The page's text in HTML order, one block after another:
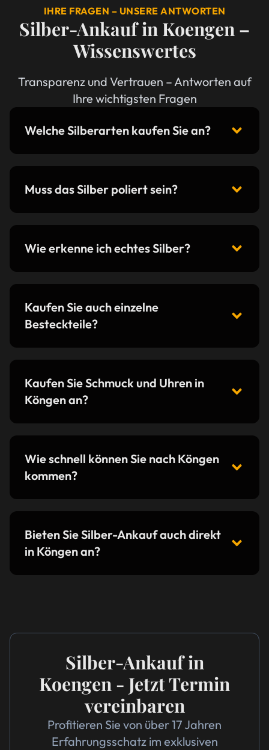
IHRE FRAGEN – UNSERE ANTWORTEN
Silber-Ankauf in Koengen –
Wissenswertes
Transparenz und Vertrauen – Antworten auf
Ihre wichtigsten Fragen
Welche Silberarten kaufen Sie an?
Muss das Silber poliert sein?
Wie erkenne ich echtes Silber?
Kaufen Sie auch einzelne
Besteckteile?
Kaufen Sie Schmuck und Uhren in
Köngen an?
Wie schnell können Sie nach Köngen
kommen?
Bieten Sie Silber-Ankauf auch direkt
in Köngen an?
Silber-Ankauf in
Koengen - Jetzt Termin
vereinbaren
Profitieren Sie von über 17 Jahren
Erfahrungsschatz im exklusiven